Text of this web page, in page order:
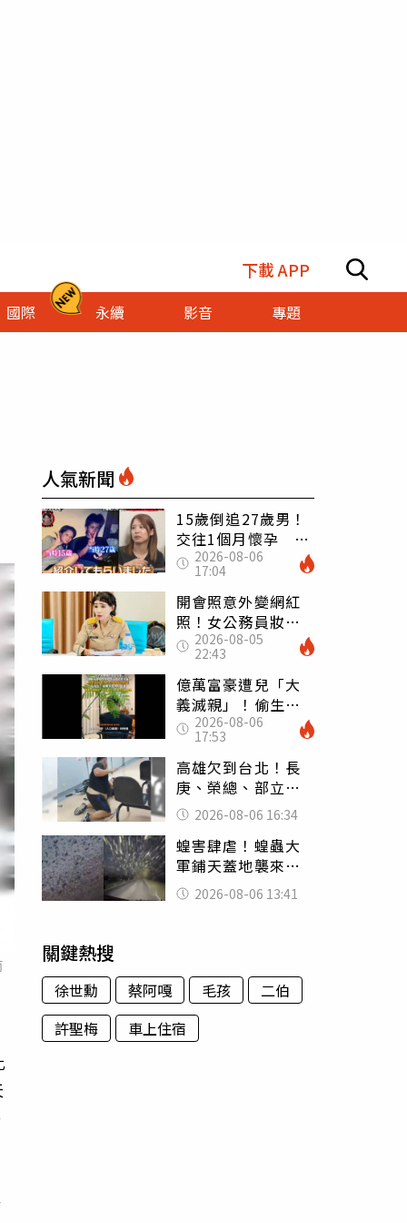
下載 APP
國際 永續 影音 專題
人氣新聞
15歲倒追27歲男！
交往1個月懷孕 36
歲當阿嬤故事曝光
2026-08-06
17:04
開會照意外變網紅
照！女公務員妝容
掀2千則留言 本人
怒嗆：化妝有錯嗎
2026-08-05
22:43
億萬富豪遭兒「大
義滅親」！偷生子
怕曝光 竟盜鄰居
身份辦假證落戶
2026-08-06
17:53
高雄欠到台北！長
庚、榮總、部立醫
院都受害 「醫療
暴力男」離譜紀錄
曝光
2026-08-06 16:34
蝗害肆虐！蝗蟲大
軍鋪天蓋地襲來宛
如末日 網驚：聖
經十災
2026-08-06 13:41
關鍵熱搜
徐世勳 蔡阿嘎 毛孩
二伯
許聖梅
車上住宿